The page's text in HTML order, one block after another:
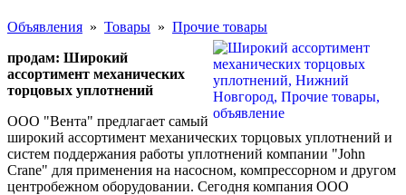
Объявления » Товары » Прочие товары
продам: Широкий
ассортимент механических
торцовых уплотнений
ООО "Вента" предлагает самый
широкий ассортимент механических торцовых уплотнений и
систем поддержания работы уплотнений компании "John
Crane" для применения на насосном, компрессорном и другом
центробежном оборудовании. Сегодня компания ООО